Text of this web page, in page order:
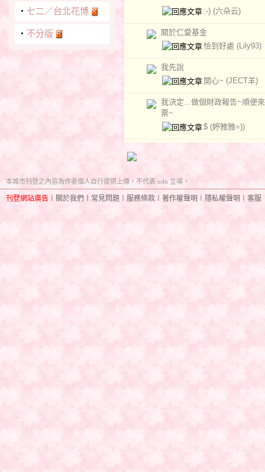
‧ 七二／台北花博
‧ 不分版
:-) (六朵云)
關於仁愛基金
恰到好處 (Lily93)
我先說
開心~ (JECT羊)
我決定...做個財政報告~順便
票~
$ (婷雅雅=))
本城市刊登之內容為作者個人自行提供上傳，不代表 udn 立場。
刊登網站廣告 關於我們 常見問題 服務條款 著作權聲明 隱私權聲明 客服